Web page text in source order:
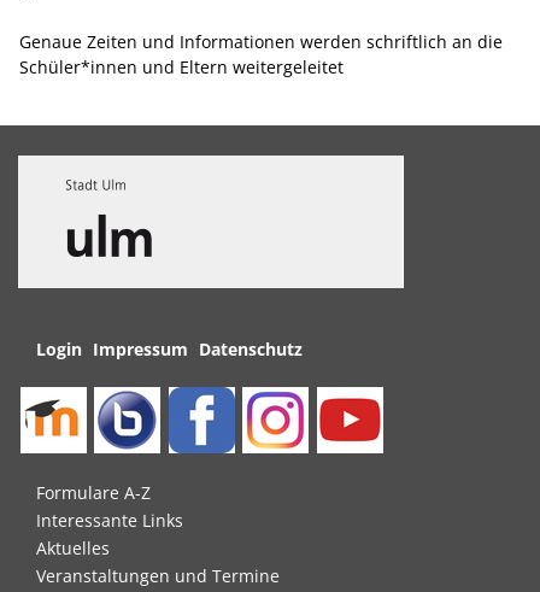
Genaue Zeiten und Informationen werden schriftlich an die
Schüler*innen und Eltern weitergeleitet
Navigation
Login Impressum Datenschutz
Navigation
überspringen
Formulare A-Z
Interessante Links
Aktuelles
Veranstaltungen und Termine